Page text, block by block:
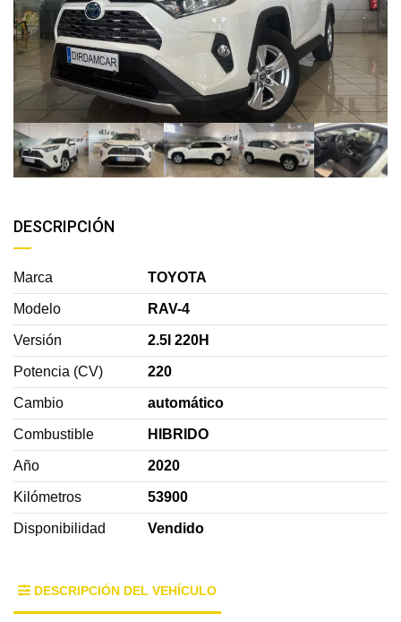
DESCRIPCIÓN
Marca TOYOTA
Modelo RAV-4
Versión 2.5I 220H
Potencia (CV) 220
Cambio automático
Combustible HIBRIDO
Año 2020
Kilómetros 53900
Disponibilidad Vendido
DESCRIPCIÓN DEL VEHÍCULO